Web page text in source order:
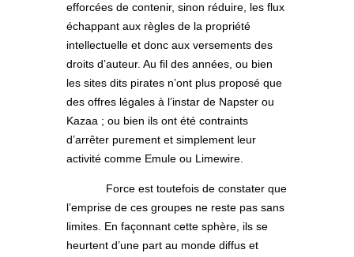
efforcées de contenir, sinon réduire, les flux
échappant aux règles de la propriété
intellectuelle et donc aux versements des
droits d’auteur. Au fil des années, ou bien
les sites dits pirates n’ont plus proposé que
des offres légales à l’instar de Napster ou
Kazaa ; ou bien ils ont été contraints
d’arrêter purement et simplement leur
activité comme Emule ou Limewire.
Force est toutefois de constater que
l’emprise de ces groupes ne reste pas sans
limites. En façonnant cette sphère, ils se
heurtent d’une part au monde diffus et